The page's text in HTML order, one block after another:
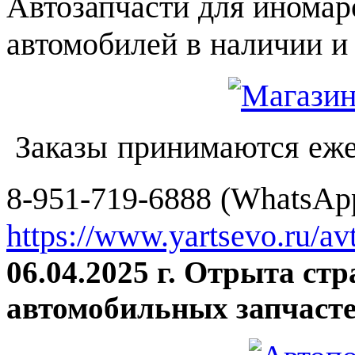
автомобилей в наличии и
Заказы принимаются
8-951-719-6888
https://www.yartsevo.ru/
06.04.2025 г. Отрыта
автомобильных